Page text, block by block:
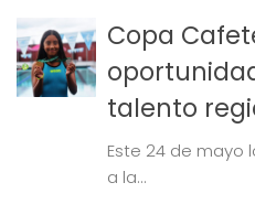
Copa
talento
Este 24 de mayo
a la...